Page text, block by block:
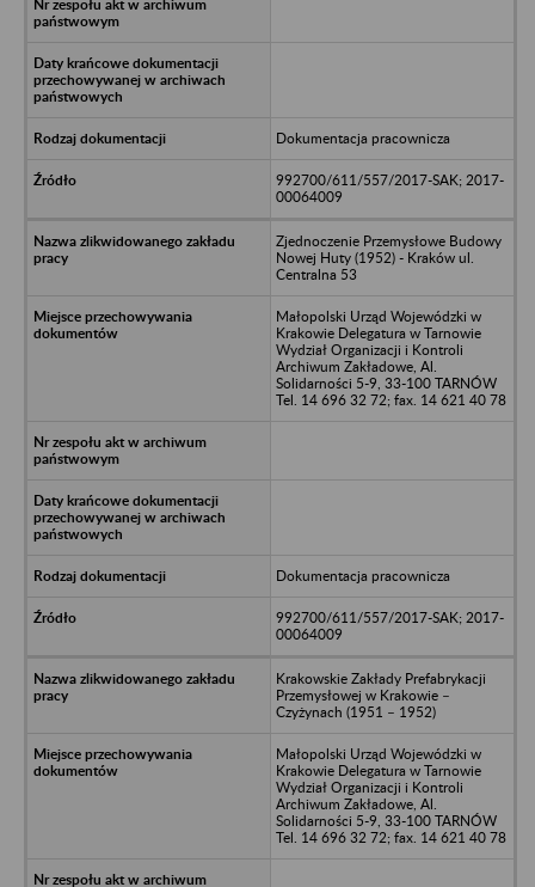
Dokumentacja pracownicza
992700/611/557/2017-SAK; 2017-
00064009
Zjednoczenie Przemysłowe Budowy
Nowej Huty (1952) - Kraków ul.
Centralna 53
Małopolski Urząd Wojewódzki w
Krakowie Delegatura w Tarnowie
Wydział Organizacji i Kontroli
Archiwum Zakładowe, Al.
Solidarności 5-9, 33-100 TARNÓW
Tel. 14 696 32 72; fax. 14 621 40 78
Dokumentacja pracownicza
992700/611/557/2017-SAK; 2017-
00064009
Krakowskie Zakłady Prefabrykacji
Przemysłowej w Krakowie –
Czyżynach (1951 – 1952)
Małopolski Urząd Wojewódzki w
Krakowie Delegatura w Tarnowie
Wydział Organizacji i Kontroli
Archiwum Zakładowe, Al.
Solidarności 5-9, 33-100 TARNÓW
Tel. 14 696 32 72; fax. 14 621 40 78